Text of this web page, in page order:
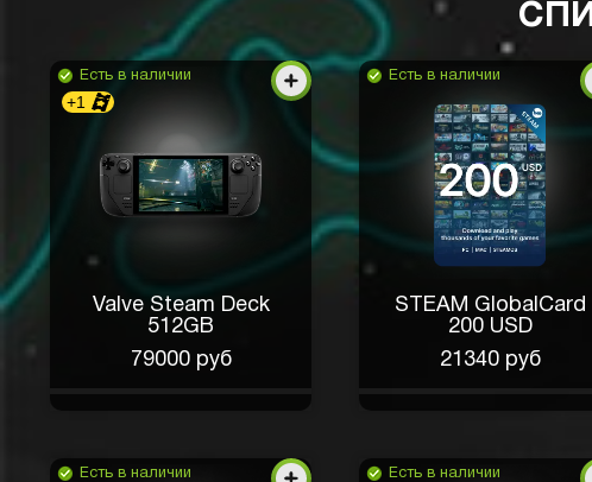
Есть в наличии
+1
Valve Steam Deck
512GB
79000 руб
Есть в наличии
STEAM GlobalCard
200 USD
21340 руб
Есть в наличии Есть в наличии